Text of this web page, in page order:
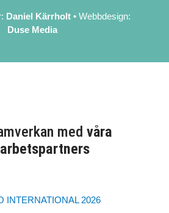
Daniel Kärrholt • Webbdesign:
Duse Media
medvåra